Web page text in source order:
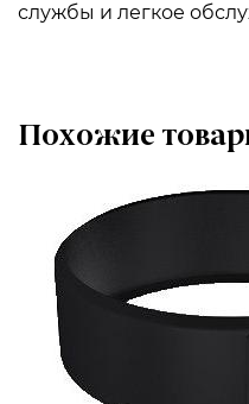
службы и легкое
Похожие